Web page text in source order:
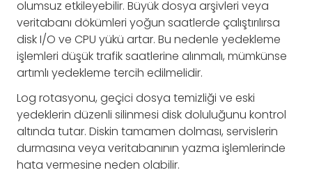
olumsuz etkileyebilir. Büyük dosya arşivleri veya
veritabanı dökümleri yoğun saatlerde çalıştırılırsa
disk I/O ve CPU yükü artar. Bu nedenle yedekleme
işlemleri düşük trafik saatlerine alınmalı, mümkünse
artımlı yedekleme tercih edilmelidir.
Log rotasyonu, geçici dosya temizliği ve eski
yedeklerin düzenli silinmesi disk doluluğunu kontrol
altında tutar. Diskin tamamen dolması, servislerin
durmasına veya veritabanının yazma işlemlerinde
hata vermesine neden olabilir.